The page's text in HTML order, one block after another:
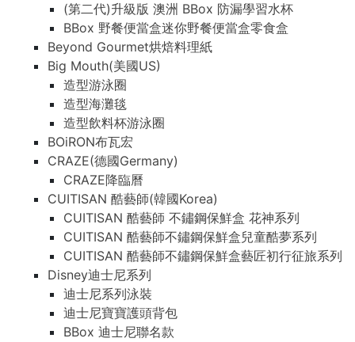
(第二代)升級版 澳洲 BBox 防漏學習水杯
BBox 野餐便當盒迷你野餐便當盒零食盒
Beyond Gourmet烘焙料理紙
Big Mouth(美國US)
造型游泳圈
造型海灘毯
造型飲料杯游泳圈
BOiRON布瓦宏
CRAZE(德國Germany)
CRAZE降臨曆
CUITISAN 酷藝師(韓國Korea)
CUITISAN 酷藝師 不鏽鋼保鮮盒 花神系列
CUITISAN 酷藝師不鏽鋼保鮮盒兒童酷夢系列
CUITISAN 酷藝師不鏽鋼保鮮盒藝匠初行征旅系列
Disney迪士尼系列
迪士尼系列泳裝
迪士尼寶寶護頭背包
BBox 迪士尼聯名款